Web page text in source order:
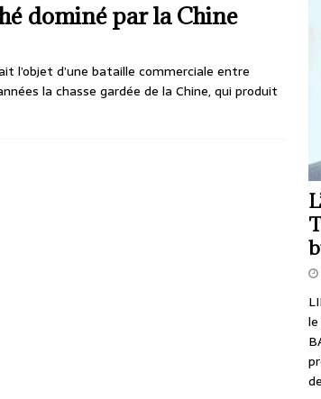
dominé par la Chine
l’objet d’une bataille commerciale entre
la chasse gardée de la Chine, qui produit